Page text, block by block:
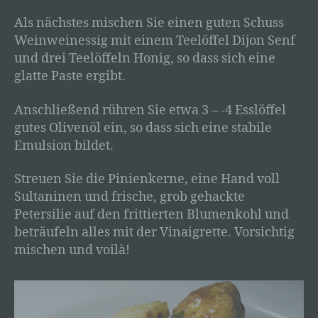
Als nächstes mischen Sie einen guten Schuss
Weinweinessig mit einem Teelöffel Dijon Senf
und drei Teelöffeln Honig, so dass sich eine
glatte Paste ergibt.
Anschließend rühren Sie etwa 3 – -4 Esslöffel
gutes Olivenöl ein, so dass sich eine stabile
Emulsion bildet.
Streuen Sie die Pinienkerne, eine Hand voll
Sultaninen und frische, grob gehackte
Petersilie auf den frittierten Blumenkohl und
beträufeln alles mit der Vinaigrette. Vorsichtig
mischen und voilà!
identifiziert werden kann.
b) betroffene Person
Betroffene Person ist jede identifizierte oder
personenbezogene Daten von dem für die
Verarbeitung Verantwortlichen verarbeitet
werden.
Verarbeitung ist jeder mit oder ohne Hilfe
automatisierter Verfahren ausgeführte Vorgang
oder jede solche Vorgangsreihe im
Zusammenhang mit personenbezogenen Daten
wie das Erheben, das Erfassen, die
Organisation, das Ordnen, die Speicherung, die
durch Übermittlung, Verbreitung oder eine
andere Form der Bereitstellung, den Abgleich